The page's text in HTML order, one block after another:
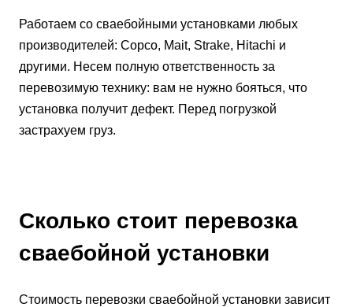
Работаем со сваебойными установками любых
производителей: Copco, Mait, Strake, Hitachi и
другими. Несем полную ответственность за
перевозимую технику: вам не нужно бояться, что
установка получит дефект. Перед погрузкой
застрахуем груз.
Сколько стоит перевозка
сваебойной установки
Стоимость перевозки сваебойной установки зависит